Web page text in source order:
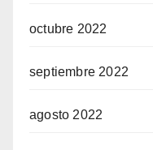
octubre 2022
septiembre 2022
agosto 2022